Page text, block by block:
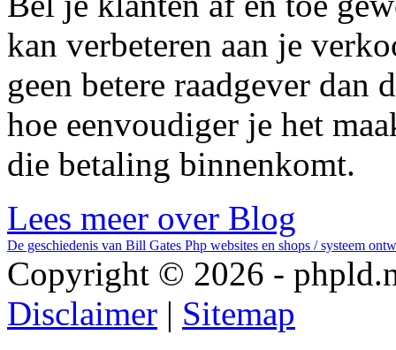
kan verbeteren aan je
geen betere raadgever
hoe eenvoudiger je het
die betaling binnenkomt.
Lees meer over Blog
De geschiedenis van Bill Gates Php websites en shops / systeem
Copyright © 2026 -
Disclaimer | Sitemap